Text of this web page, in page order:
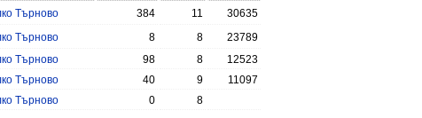
Търново 384 11
30635
Търново 8 8
23789
Търново 98 8
12523
Търново 40 9
11097
Търново 0 8